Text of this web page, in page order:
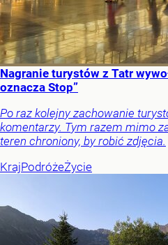
Nagranie turystów z Tatr
oznacza Stop”
Po raz kolejny zachowanie
komentarzy. Tym razem mimo
teren chroniony, by robić zdjęcia.
KrajPodróżeŻycie